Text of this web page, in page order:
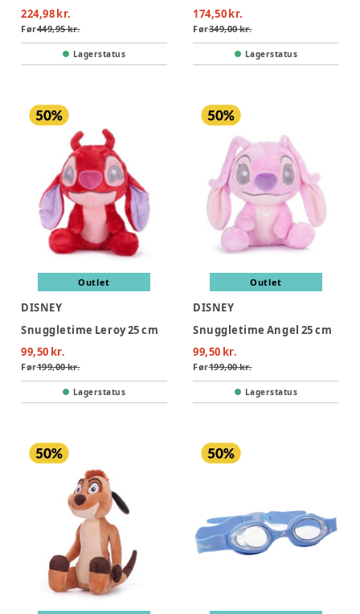
224,98 kr.
Før449,95 kr.
Lagerstatus
174,50 kr.
Før349,00 kr.
Lagerstatus
Outlet
DISNEY
Snuggletime Leroy 25 cm
99,50 kr.
Før199,00 kr.
Lagerstatus
Outlet
DISNEY
Snuggletime Angel 25 cm
99,50 kr.
Før199,00 kr.
Lagerstatus